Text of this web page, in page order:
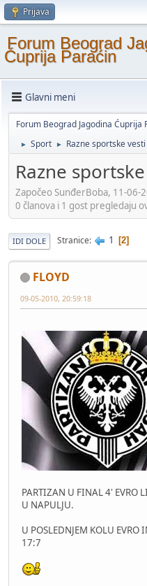
Prijava
Forum Beograd
Ćuprija Paraćin
Glavni meni
Forum Beograd Jagodina Ćuprija
► Sport ► Razne sportske vesti
Razne
Započeo SunđerBoba, 11-06-
0 članova i 1 gost pregledaju
IDI DOLE Stranice 1 2
FLOYD
09-05-2010, 20:59:18
PARTIZAN U FINAL 4' EVRO
U NAPULJU.
U POSLEDNJEM KOLU EVRO
17:7